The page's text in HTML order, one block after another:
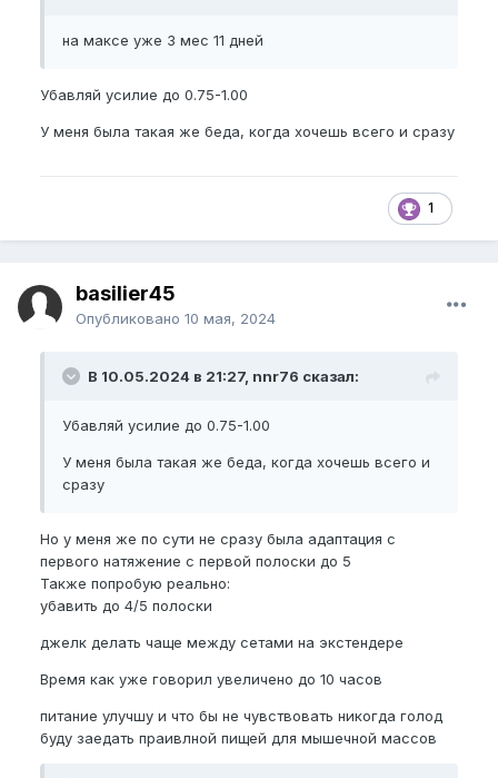
на максе уже 3 мес 11 дней
Убавляй усилие до 0.75-1.00
У меня была такая же беда, когда хочешь всего и сразу
1
basilier45
Опубликовано 10 мая, 2024
В 10.05.2024 в 21:27, nnr76 сказал:
Убавляй усилие до 0.75-1.00
У меня была такая же беда, когда хочешь всего и
сразу
Но у меня же по сути не сразу была адаптация с
первого натяжение с первой полоски до 5
Также попробую реально:
убавить до 4/5 полоски
джелк делать чаще между сетами на экстендере
Время как уже говорил увеличено до 10 часов
питание улучшу и что бы не чувствовать никогда голод
буду заедать праивлной пищей для мышечной массов